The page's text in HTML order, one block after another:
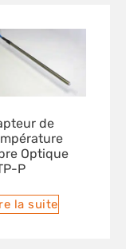
de
Optique
P
la suite